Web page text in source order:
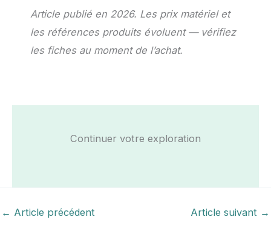
Article publié en 2026. Les prix matériel et
les références produits évoluent — vérifiez
les fiches au moment de l’achat.
Continuer votre exploration
← Article précédent Article suivant →